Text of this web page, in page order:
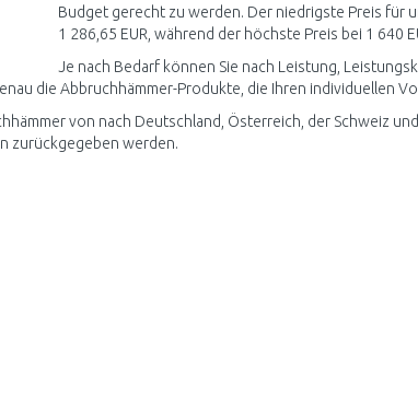
Budget gerecht zu werden. Der niedrigste Preis für
1 286,65 EUR, während der höchste Preis bei 1 640
Je nach Bedarf können Sie nach Leistung,
die Abbruchhämmer-Produkte, die Ihren individuellen
von nach Deutschland, Österreich, der Schweiz
zurückgegeben werden.